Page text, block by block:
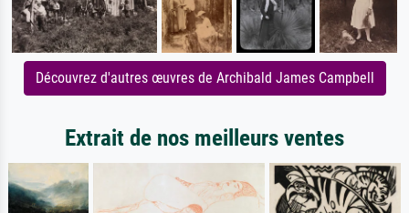
Découvrez d'autres œuvres de Archibald James Campbell
Extrait de nos meilleurs ventes